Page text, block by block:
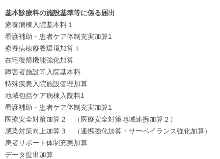
基本診療料の施設基準等に係る届出
療養病棟入院基本料１
看護補助・患者ケア体制充実加算1
療養病棟療養環境加算Ⅰ
在宅復帰機能強化加算
障害者施設等入院基本料
特殊疾患入院施設管理加算
地域包括ケア病棟入院料1
看護補助・患者ケア体制充実加算1
医療安全対策加算２ （医療安全対策地域連携加算２）
感染対策向上加算３ （連携強化加算・サーベイランス強化加算）
患者サポート体制充実加算
データ提出加算